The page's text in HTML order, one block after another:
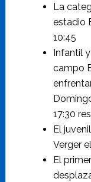
La
estadio
10:45
Infantil
campo
17:30
El
Verger
El